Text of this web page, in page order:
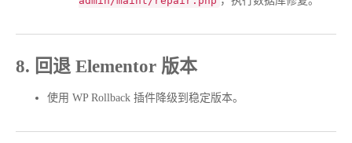
8. 回退 Elementor 版本
使用 WP Rollback 插件降级到稳定版本。